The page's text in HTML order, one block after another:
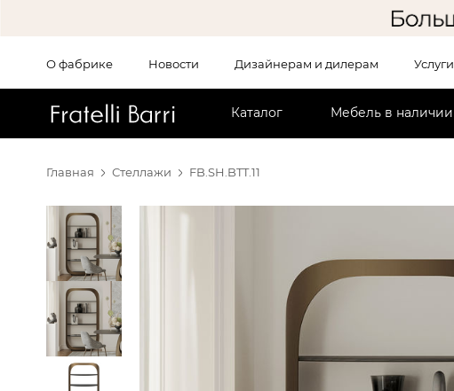
О фабрике Новости Дизайнерам и дилерам Услуги
Каталог Мебель в наличии
Главная Стеллажи FB.SH.BTT.11